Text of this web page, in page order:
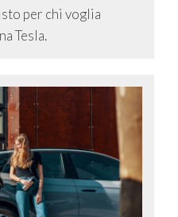
per chi voglia
Tesla.